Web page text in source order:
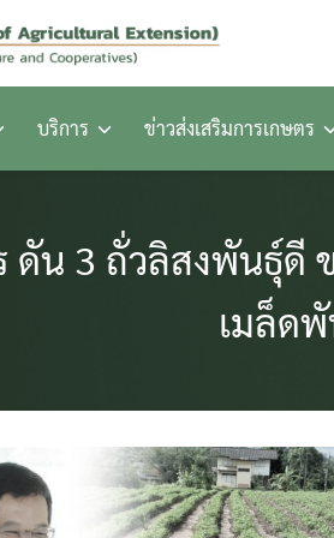
กรมส่
บริการ ข่าวส่งเสริมการเกษตร
ดัน 3 ถั่วลิสงพันธุ์ดี
เมล็ด